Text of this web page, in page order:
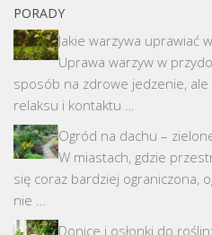
PORADY
Jakie warzywa uprawiać
Uprawa warzyw w
sposób na zdrowe jedzenie,
relaksu i kontaktu …
Ogród na dachu –
W miastach, gdzie
się coraz bardziej ograniczona,
nie …
Donice i osłonki do